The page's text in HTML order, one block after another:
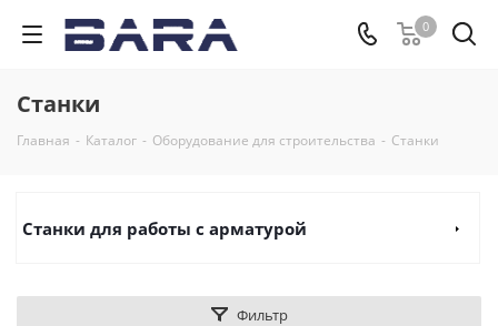
0
Станки
Главная - Каталог - Оборудование для строительства - Станки
Станки для работы с арматурой
Фильтр